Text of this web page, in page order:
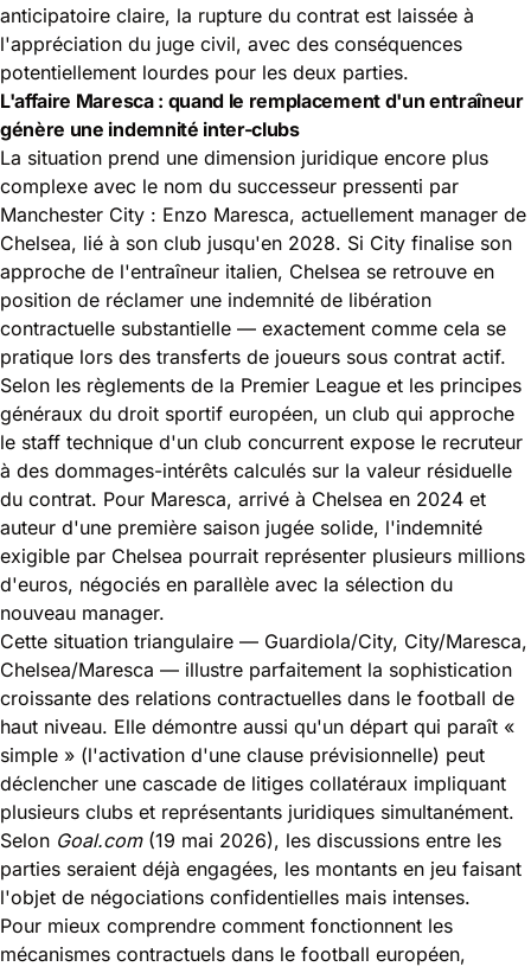
anticipatoire claire, la rupture du contrat est laissée à
l'appréciation du juge civil, avec des conséquences
potentiellement lourdes pour les deux parties.
L'affaire Maresca : quand le remplacement d'un entraîneur
génère une indemnité inter-clubs
La situation prend une dimension juridique encore plus
complexe avec le nom du successeur pressenti par
Manchester City : Enzo Maresca, actuellement manager de
Chelsea, lié à son club jusqu'en 2028. Si City finalise son
approche de l'entraîneur italien, Chelsea se retrouve en
position de réclamer une indemnité de libération
contractuelle substantielle — exactement comme cela se
pratique lors des transferts de joueurs sous contrat actif.
Selon les règlements de la Premier League et les principes
généraux du droit sportif européen, un club qui approche
le staff technique d'un club concurrent expose le recruteur
à des dommages-intérêts calculés sur la valeur résiduelle
du contrat. Pour Maresca, arrivé à Chelsea en 2024 et
auteur d'une première saison jugée solide, l'indemnité
exigible par Chelsea pourrait représenter plusieurs millions
d'euros, négociés en parallèle avec la sélection du
nouveau manager.
Cette situation triangulaire — Guardiola/City, City/Maresca,
Chelsea/Maresca — illustre parfaitement la sophistication
croissante des relations contractuelles dans le football de
haut niveau. Elle démontre aussi qu'un départ qui paraît «
simple » (l'activation d'une clause prévisionnelle) peut
déclencher une cascade de litiges collatéraux impliquant
plusieurs clubs et représentants juridiques simultanément.
Selon Goal.com(19 mai 2026), les discussions entre les
parties seraient déjà engagées, les montants en jeu faisant
l'objet de négociations confidentielles mais intenses.
Pour mieux comprendre comment fonctionnent les
mécanismes contractuels dans le football européen,